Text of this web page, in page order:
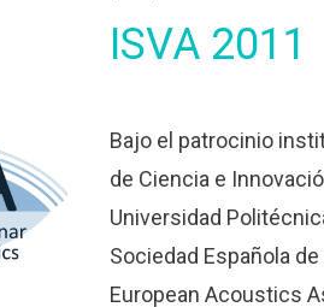
ISVA 2011
Bajo el patrocinio
de Ciencia e
Universidad
Sociedad Española
European Acoustics